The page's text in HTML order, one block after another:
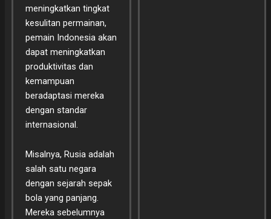
meningkatkan tingkat
kesulitan permainan,
pemain Indonesia akan
dapat meningkatkan
produktivitas dan
kemampuan
beradaptasi mereka
dengan standar
internasional.
Misalnya, Rusia adalah
salah satu negara
dengan sejarah sepak
bola yang panjang.
Mereka sebelumnya